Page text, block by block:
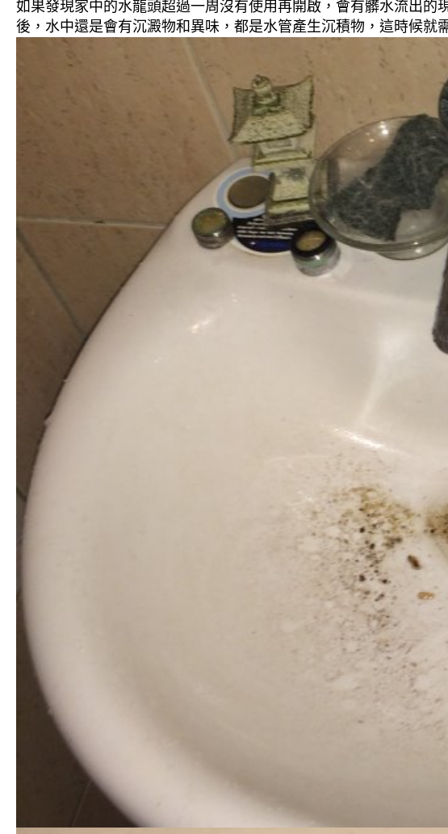
如果發現家中的水龍頭超過一周沒有使用再開啟，會有髒水流出
後，水中還是會有沉澱物和異味，都是水管產生沉積物，這時候就